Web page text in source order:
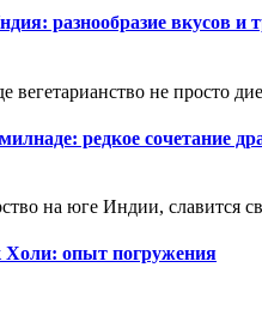
разнообразие вкусов и
вегетарианство не просто
редкое сочетание
на юге Индии, славится
Холи: опыт погружения